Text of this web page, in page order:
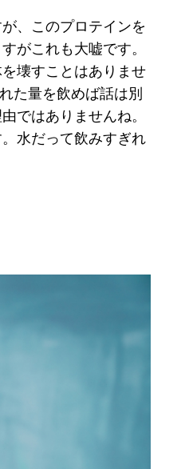
、このプロテインを
がこれも大嘘です。
壊すことはありませ
た量を飲めば話は別
ではありませんね。
水だって飲みすぎれ